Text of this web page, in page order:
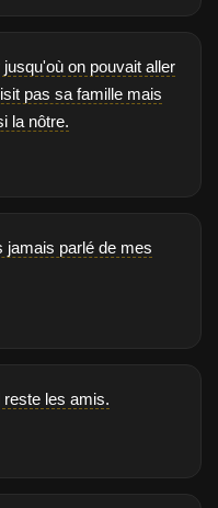
on pouvait aller
pas sa famille mais
la nôtre.
jamais parlé de mes
reste les amis.